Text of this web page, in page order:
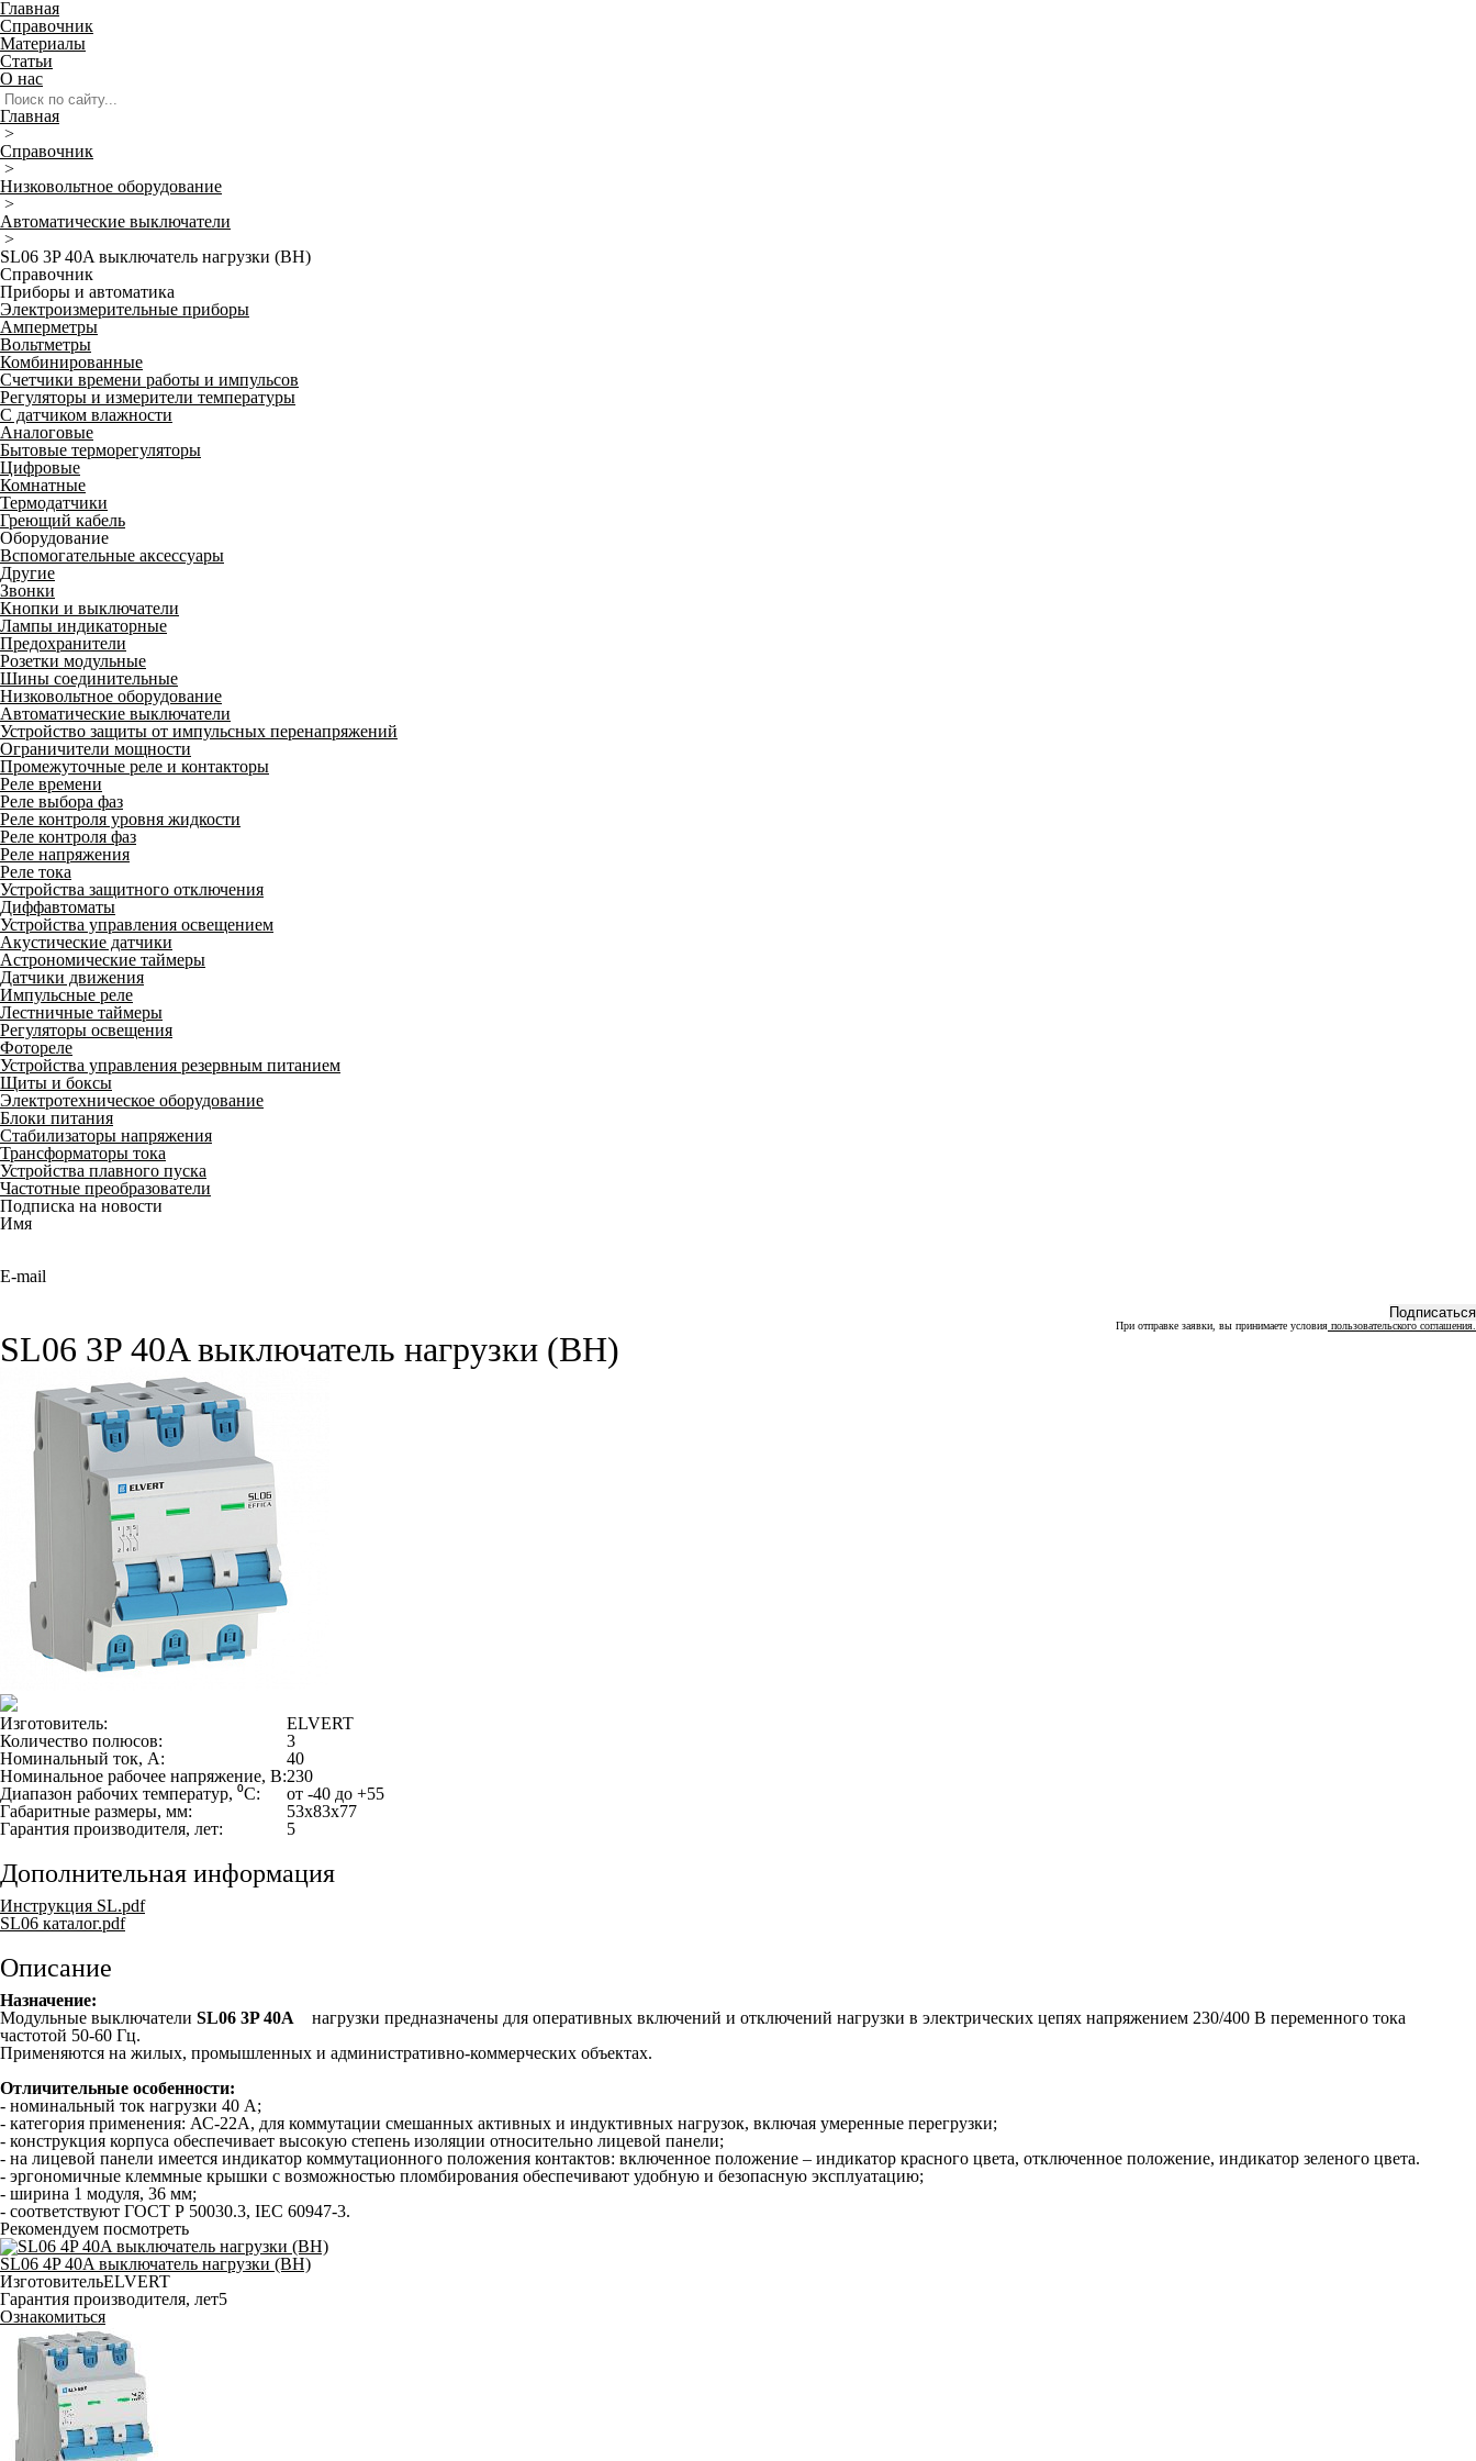
Главная
Справочник
Материалы
Статьи
О нас
Главная
>
Справочник
>
Низковольтное оборудование
>
Автоматические выключатели
>
SL06 3P 40A выключатель нагрузки (ВН)
Справочник
Приборы и автоматика
Электроизмерительные приборы
Амперметры
Вольтметры
Комбинированные
Счетчики времени работы и импульсов
Регуляторы и измерители температуры
С датчиком влажности
Аналоговые
Бытовые терморегуляторы
Цифровые
Комнатные
Термодатчики
Греющий кабель
Оборудование
Вспомогательные аксессуары
Другие
Звонки
Кнопки и выключатели
Лампы индикаторные
Предохранители
Розетки модульные
Шины соединительные
Низковольтное оборудование
Автоматические выключатели
Устройство защиты от импульсных перенапряжений
Ограничители мощности
Промежуточные реле и контакторы
Реле времени
Реле выбора фаз
Реле контроля уровня жидкости
Реле контроля фаз
Реле напряжения
Реле тока
Устройства защитного отключения
Диффавтоматы
Устройства управления освещением
Акустические датчики
Астрономические таймеры
Датчики движения
Импульсные реле
Лестничные таймеры
Регуляторы освещения
Фотореле
Устройства управления резервным питанием
Щиты и боксы
Электротехническое оборудование
Блоки питания
Стабилизаторы напряжения
Трансформаторы тока
Устройства плавного пуска
Частотные преобразователи
Подписка на новости
Имя
E-mail
При отправке заявки, вы принимаете условия пользовательского соглашения.
SL06 3P 40A выключатель нагрузки (ВН)
Изготовитель:
ELVERT
Количество полюсов:
3
Номинальный ток, А:
40
Номинальное рабочее напряжение, В:230
Диапазон рабочих температур, ⁰С:
от -40 до +55
Габаритные размеры, мм:
53х83х77
Гарантия производителя, лет:
5
Дополнительная информация
Инструкция SL.pdf
SL06 каталог.pdf
Описание
Назначение:
Модульные выключатели SL06 3P 40A
нагрузки предназначены для оперативных включений и отключений нагрузки в электрических цепях напряжением 230/400 В переменного тока
частотой 50-60 Гц.
Применяются на жилых, промышленных и административно-коммерческих объектах.
Отличительные особенности:
- номинальный ток нагрузки 40 А;
- категория применения: АС-22А, для коммутации смешанных активных и индуктивных нагрузок, включая умеренные перегрузки;
- конструкция корпуса обеспечивает высокую степень изоляции относительно лицевой панели;
- на лицевой панели имеется индикатор коммутационного положения контактов: включенное положение – индикатор красного цвета, отключенное положение, индикатор зеленого цвета.
- эргономичные клеммные крышки с возможностью пломбирования обеспечивают удобную и безопасную эксплуатацию;
- ширина 1 модуля, 36 мм;
- соответствуют ГОСТ Р 50030.3, IEC 60947-3.
Рекомендуем посмотреть
SL06 4P 40A выключатель нагрузки (ВН)
ИзготовительELVERT
Гарантия производителя, лет5
Ознакомиться